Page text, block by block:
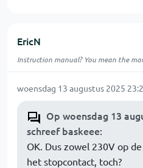
EricN
Instruction manual? You mean the
woensdag 13 augustus 2025
Op woensdag 13
schreef baskeee:
OK. Dus zowel 230V op
het stopcontact, toch?